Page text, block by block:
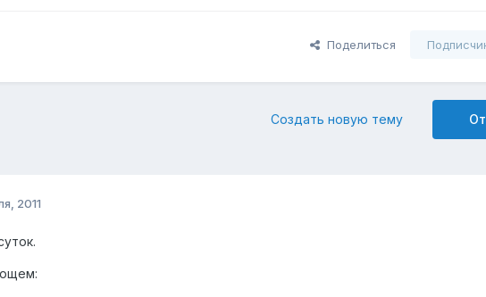
Поделиться
Создать новую тему
2011